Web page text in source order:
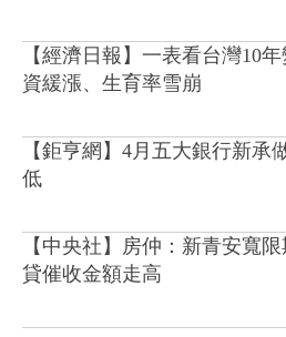
【經濟日報】一表看台灣10
資緩漲、生育率雪崩
【鉅亨網】4月五大銀行新承
低
【中央社】房仲：新青安寬
貸催收金額走高